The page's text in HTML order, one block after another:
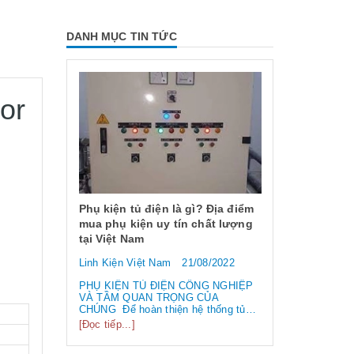
DANH MỤC TIN TỨC
từ” và
số
liên tục.
hỏng
Phụ kiện tủ điện là gì? Địa điểm
mua phụ kiện uy tín chất lượng
tại Việt Nam
Linh Kiện Việt Nam
21/08/2022
PHỤ KIỆN TỦ ĐIỆN CÔNG NGHIỆP
VÀ TẦM QUAN TRỌNG CỦA
CHÚNG Để hoàn thiện hệ thống tủ
điện công nghiệp thì ngoài vỏ tủ điện,
bạn cần phải sử dụng đến rất nhiều
linh kiện tủ điện công nghiệp khác
[Đọc tiếp...]